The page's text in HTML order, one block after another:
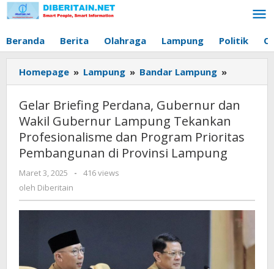
Lewati
ke
Beranda Berita Olahraga Lampung Politik
Homepage » Lampung » Bandar Lampung »
Briefing
Gubernur
dan
Wakil
Program
Gelar Briefing Perdana, Gubernur dan
Wakil Gubernur Lampung Tekankan
Profesionalisme dan Program Prioritas
Pembangunan di Provinsi Lampung
Maret 3, 2025
oleh
-
416 views
oleh Diberitain